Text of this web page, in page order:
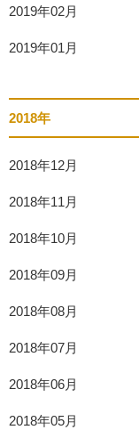
2019年02月
2019年01月
2018年
2018年12月
2018年11月
2018年10月
2018年09月
2018年08月
2018年07月
2018年06月
2018年05月